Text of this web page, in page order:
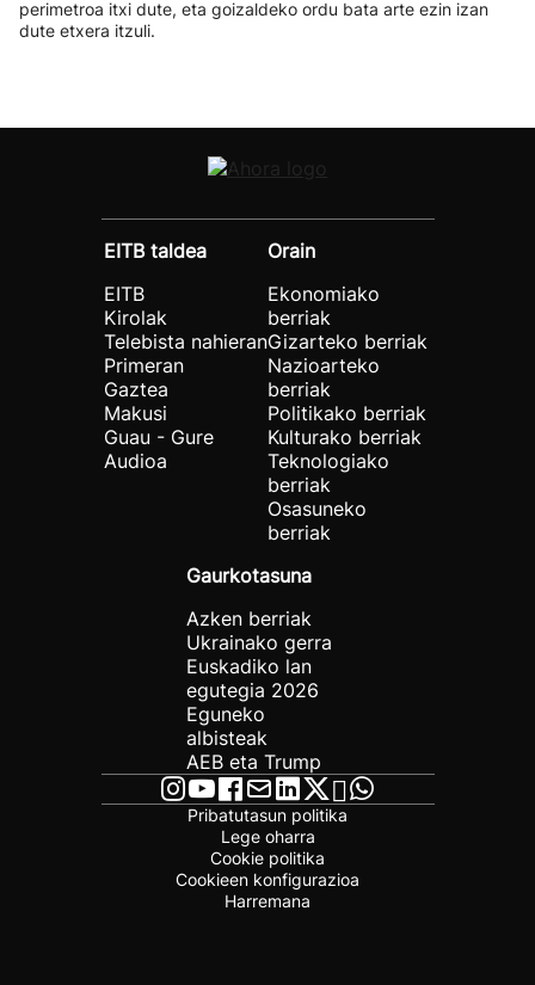
perimetroa itxi dute, eta goizaldeko ordu bata arte ezin izan
dute etxera itzuli.
EITB taldea
EITB
Kirolak
Telebista nahieran
Primeran
Gaztea
Makusi
Guau - Gure
Audioa
Orain
Ekonomiako
berriak
Gizarteko berriak
Nazioarteko
berriak
Politikako berriak
Kulturako berriak
Teknologiako
berriak
Osasuneko
berriak
Gaurkotasuna
Azken berriak
Ukrainako gerra
Euskadiko lan
egutegia 2026
Eguneko
albisteak
AEB eta Trump
Pribatutasun politika
Lege oharra
Cookie politika
Cookieen konfigurazioa
Harremana